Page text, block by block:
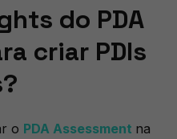
do PDA
criar PDIs
o PDA Assessment na